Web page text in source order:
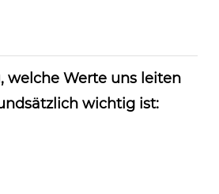
welche Werte uns leiten
wichtig ist: